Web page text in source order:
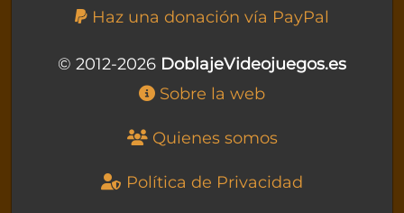
Haz una donación vía PayPal
© 2012-2026 DoblajeVideojuegos.es
Sobre la web
Quienes somos
Política de Privacidad